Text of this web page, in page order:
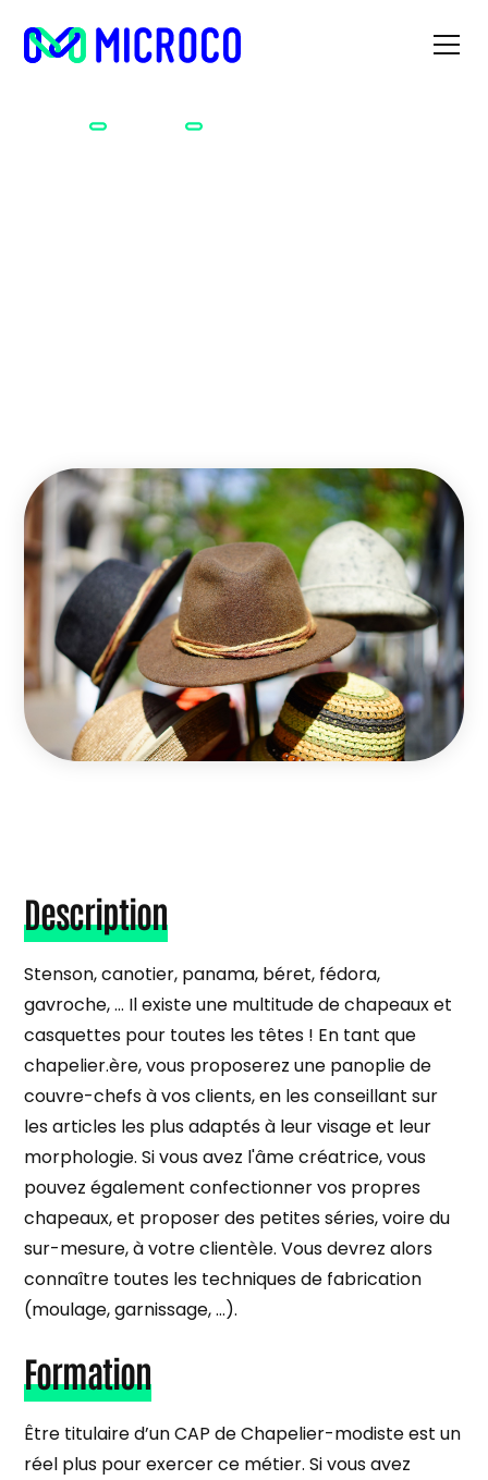
Description
Stenson, canotier, panama, béret, fédora,
gavroche, … Il existe une multitude de chapeaux et
casquettes pour toutes les têtes ! En tant que
chapelier.ère, vous proposerez une panoplie de
couvre-chefs à vos clients, en les conseillant sur
les articles les plus adaptés à leur visage et leur
morphologie. Si vous avez l'âme créatrice, vous
pouvez également confectionner vos propres
chapeaux, et proposer des petites séries, voire du
sur-mesure, à votre clientèle. Vous devrez alors
connaître toutes les techniques de fabrication
(moulage, garnissage, …).
Formation
Être titulaire d’un CAP de Chapelier-modiste est un
réel plus pour exercer ce métier. Si vous avez